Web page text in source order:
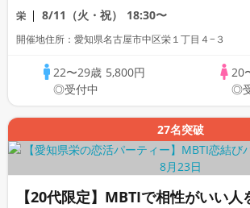
栄 8/11（火・祝） 18:30〜
開催地住所：愛知県名古屋市中区栄１丁目４−３
22〜29歳 5,800円
◎受付中
20
◎
27名突破
【20代限定】MBTIで相性がいい人